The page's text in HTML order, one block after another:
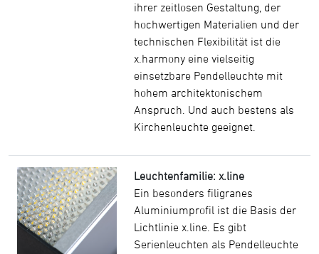
ihrer zeitlosen Gestaltung, der
hochwertigen Materialien und der
technischen Flexibilität ist die
x.harmony eine vielseitig
einsetzbare Pendelleuchte mit
hohem architektonischem
Anspruch. Und auch bestens als
Kirchenleuchte geeignet.
Leuchtenfamilie: x.line
Ein besonders filigranes
Aluminiumprofil ist die Basis der
Lichtlinie x.line. Es gibt
Serienleuchten als Pendelleuchte